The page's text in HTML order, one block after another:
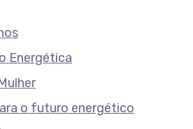
Energética
o futuro energético